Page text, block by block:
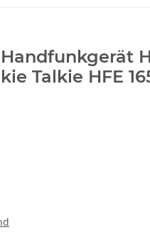
Handfunkgerät
Talkie HFE